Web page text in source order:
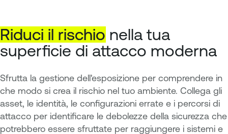
Riduci il rischio nella tua
superficie di attacco moderna
Sfrutta la gestione dell'esposizione per comprendere in
che modo si crea il rischio nel tuo ambiente. Collega gli
asset, le identità, le configurazioni errate e i percorsi di
attacco per identificare le debolezze della sicurezza che
potrebbero essere sfruttate per raggiungere i sistemi e